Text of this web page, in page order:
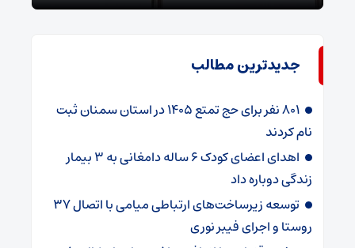
جدیدترین مطالب
۸۰۱ نفر برای حج تمتع ۱۴۰۵ در استان سمنان ثبت
نام کردند
اهدای اعضای کودک ۶ ساله دامغانی به ۳ بیمار
زندگی دوباره داد
توسعه زیرساخت‌های ارتباطی میامی با اتصال ۳۷
روستا و اجرای فیبر نوری